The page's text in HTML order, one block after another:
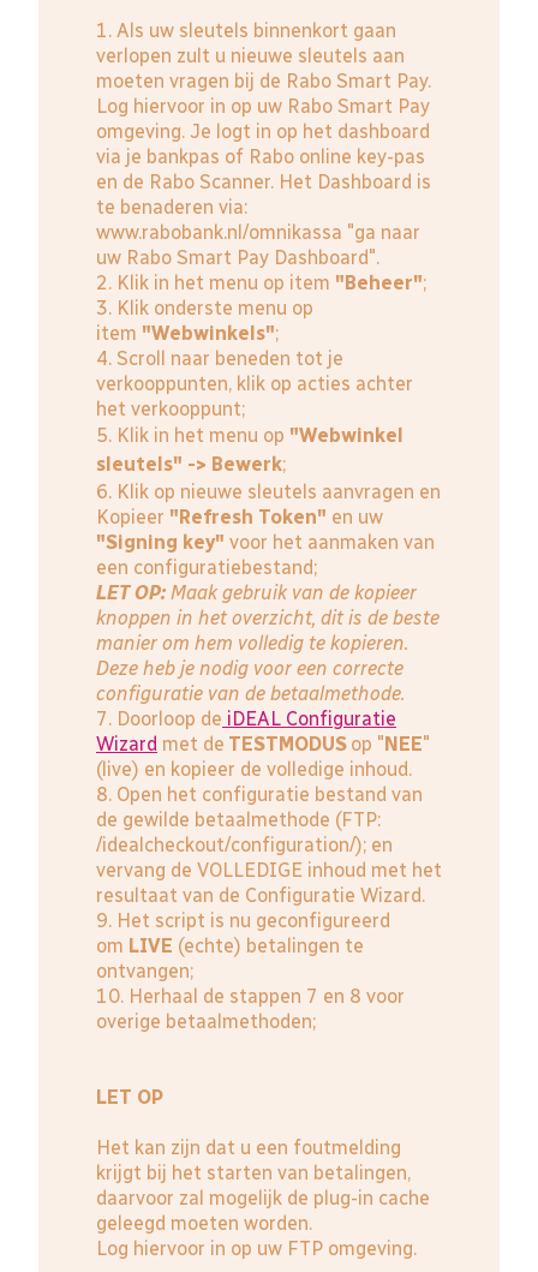
1. Als uw sleutels binnenkort gaan
verlopen zult u nieuwe sleutels aan
moeten vragen bij de Rabo Smart Pay.
Log hiervoor in op uw Rabo Smart Pay
omgeving. Je logt in op het dashboard
via je bankpas of Rabo online key-pas
en de Rabo Scanner. Het Dashboard is
te benaderen via:
www.rabobank.nl/omnikassa "ga naar
uw Rabo Smart Pay Dashboard".
2. Klik in het menu op item "Beheer";
3. Klik onderste menu op
item "Webwinkels";
4. Scroll naar beneden tot je
verkooppunten, klik op acties achter
het verkooppunt;
5. Klik in het menu op "Webwinkel
sleutels" -> Bewerk;
6. Klik op nieuwe sleutels aanvragen en
Kopieer "Refresh Token" en uw
"Signing key" voor het aanmaken van
een configuratiebestand;
LET OP: Maak gebruik van de kopieer
knoppen in het overzicht, dit is de beste
manier om hem volledig te kopieren.
Deze heb je nodig voor een correcte
configuratie van de betaalmethode.
7. Doorloop de iDEAL Configuratie
Wizard met de TESTMODUS op " NEE"
(live) en kopieer de volledige inhoud.
8. Open het configuratie bestand van
de gewilde betaalmethode (FTP:
/idealcheckout/configuration/); en
vervang de VOLLEDIGE inhoud met het
resultaat van de Configuratie Wizard.
9. Het script is nu geconfigureerd
om LIVE (echte) betalingen te
ontvangen;
10. Herhaal de stappen 7 en 8 voor
overige betaalmethoden;
LET OP
Het kan zijn dat u een foutmelding
krijgt bij het starten van betalingen,
daarvoor zal mogelijk de plug-in cache
geleegd moeten worden.
Log hiervoor in op uw FTP omgeving.